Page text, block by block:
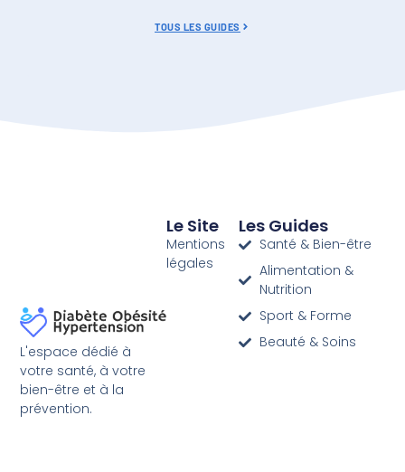
TOUS LES GUIDES
L'espace dédié à
votre santé, à votre
bien-être et à la
prévention.
Le Site
Mentions
légales
Les Guides
Santé & Bien-être
Alimentation &
Nutrition
Sport & Forme
Beauté & Soins